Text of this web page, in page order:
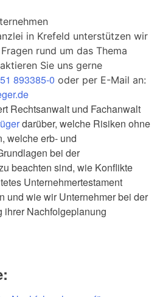
in Krefeld unterstützen wir
rund um das Thema
Sie uns gerne
893385-0 oder per E-Mail an:
Rechtsanwalt und Fachanwalt
darüber, welche Risiken ohne
welche erb- und
bei der
beachten sind, wie Konflikte
Unternehmertestament
und wie wir Unternehmer bei der
ihrer Nachfolgeplanung